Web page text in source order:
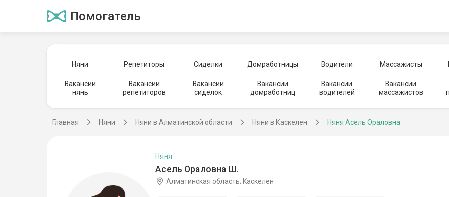
Помогатель
Няни Репетиторы Сиделки Домработницы Водители Массажисты
Вакансии
нянь
Вакансии
репетиторов
Вакансии
сиделок
Вакансии
домработниц
Вакансии
водителей
Вакансии
массажистов
Главная Няни Няни в Алматинской области Няни в Каскелен Няня Асель Ораловна
Асель Ораловна Ш.
Няня
Алматинская область, Каскелен